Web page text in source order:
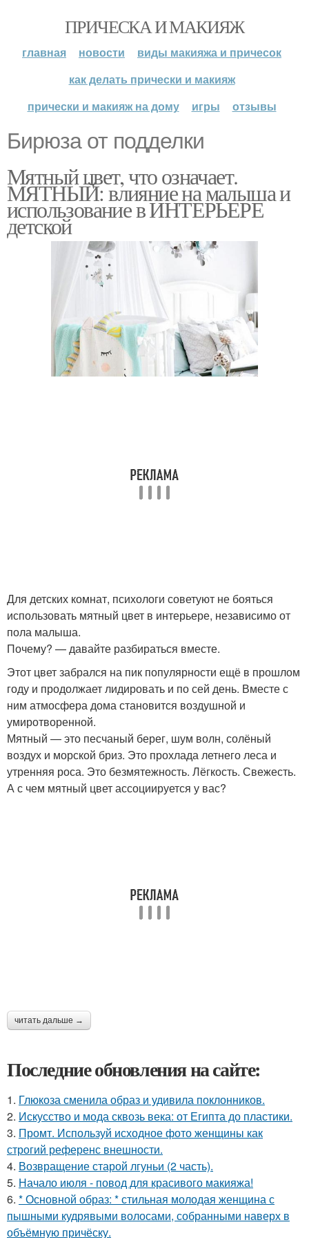
ПРИЧЕСКА И МАКИЯЖ
главная новости
виды макияжа и причесок
как делать прически и макияж
прически и макияж на дому
игры отзывы
Бирюза от подделки
Мятный цвет, что означает.
МЯТНЫЙ: влияние на малыша и
использование в ИНТЕРЬЕРЕ
детской
Для детских комнат, психологи советуют не бояться
использовать мятный цвет в интерьере, независимо от
пола малыша.
Почему? — давайте разбираться вместе.
Этот цвет забрался на пик популярности ещё в прошлом
году и продолжает лидировать и по сей день. Вместе с
ним атмосфера дома становится воздушной и
умиротворенной.
Мятный — это песчаный берег, шум волн, солёный
воздух и морской бриз. Это прохлада летнего леса и
утренняя роса. Это безмятежность. Лёгкость. Свежесть.
А с чем мятный цвет ассоциируется у вас?
читать дальше →
Последние обновления на сайте:
1. Глюкоза сменила образ и удивила поклонников.
2. Искусство и мода сквозь века: от Египта до пластики.
3. Промт. Используй исходное фото женщины как
строгий референс внешности.
4. Возвращение старой лгуньи (2 часть).
5. Начало июля - повод для красивого макияжа!
6. * Основной образ: * стильная молодая женщина с
пышными кудрявыми волосами, собранными наверх в
объёмную причёску.